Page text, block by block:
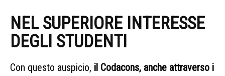
NEL SUPERIORE INTERESSE
DEGLI STUDENTI
Con questo auspicio, il Codacons, anche attraverso i